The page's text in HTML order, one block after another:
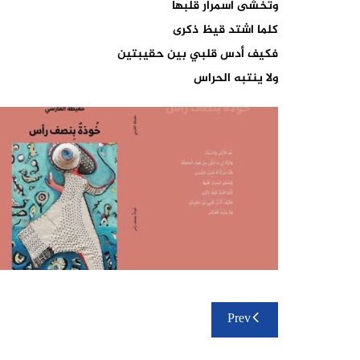
وتخشى اسمرار قلبها
كلما اشتد قيظ ذكرى
فكيف أدس قلبي بين حقيبتين
ولا ينتبه الحراس
تصفّح
المقالات
Prev